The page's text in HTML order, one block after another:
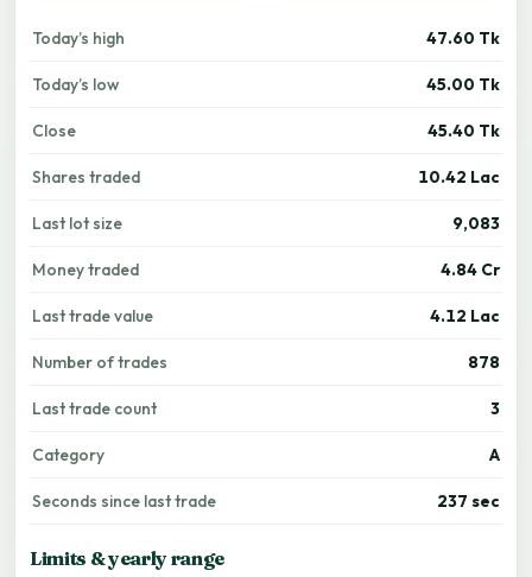
Today’s high 47.60 Tk
Today’s low 45.00 Tk
Close 45.40 Tk
Shares traded 10.42 Lac
Last lot size 9,083
Money traded 4.84 Cr
Last trade value 4.12 Lac
Number of trades 878
Last trade count 3
Category A
Seconds since last trade 237 sec
Limits & yearly range